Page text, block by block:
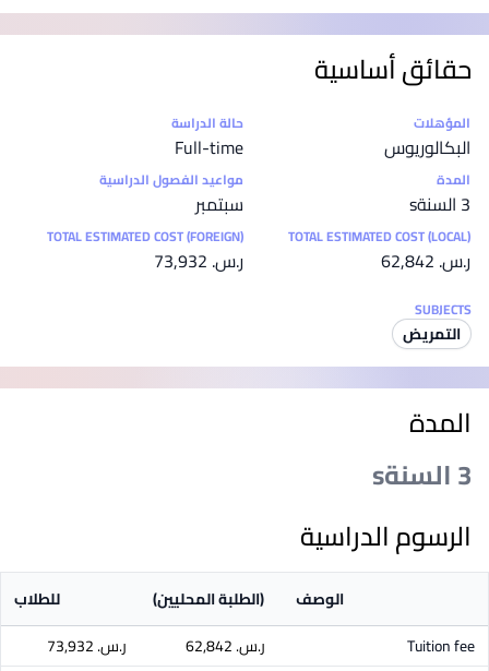
حقائق أساسية
إحصائيات
المؤهلات
البكالوريوس
حالة الدراسة
Full-time
المدة
3 السنةs
مواعيد الفصول الدراسية
سبتمبر
TOTAL ESTIMATED COST (LOCAL)
ر.س.‏ 62,842
TOTAL ESTIMATED COST (FOREIGN)
ر.س.‏ 73,932
SUBJECTS
التمريض
المدة
3 السنةs
الرسوم الدراسية
الوصف (الطلبة المحليين)
للطلاب
Tuition fee
ر.س.‏ 62,842
ر.س.‏ 73,932